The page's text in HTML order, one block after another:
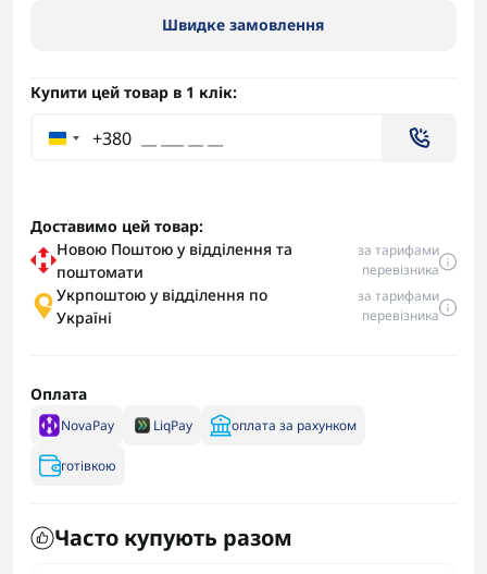
Швидке замовлення
Купити цей товар в 1 клік:
+380
Доставимо цей товар:
Новою Поштою у відділення та
поштомати
за тарифами
перевізника
Укрпоштою у відділення по
Україні
за тарифами
перевізника
Оплата
NovaPay LiqPay оплата за рахунком
готівкою
Часто купують разом